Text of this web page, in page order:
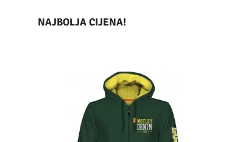
NAJBOLJA CIJENA!